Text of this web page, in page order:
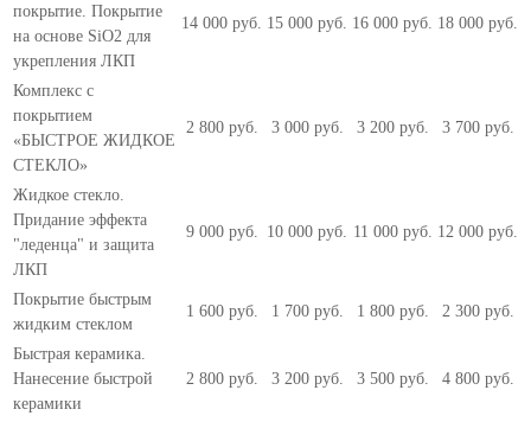
покрытие. Покрытие
на основе SiO2 для
укрепления ЛКП
14 000 руб. 15 000 руб. 16 000 руб. 18 000 руб.
Комплекс с
покрытием
«БЫСТРОЕ ЖИДКОЕ
СТЕКЛО»
2 800 руб. 3 000 руб. 3 200 руб. 3 700 руб.
Жидкое стекло.
Придание эффекта
"леденца" и защита
ЛКП
9 000 руб. 10 000 руб. 11 000 руб. 12 000 руб.
Покрытие быстрым
жидким стеклом
1 600 руб. 1 700 руб. 1 800 руб. 2 300 руб.
Быстрая керамика.
Нанесение быстрой
керамики
2 800 руб. 3 200 руб. 3 500 руб. 4 800 руб.